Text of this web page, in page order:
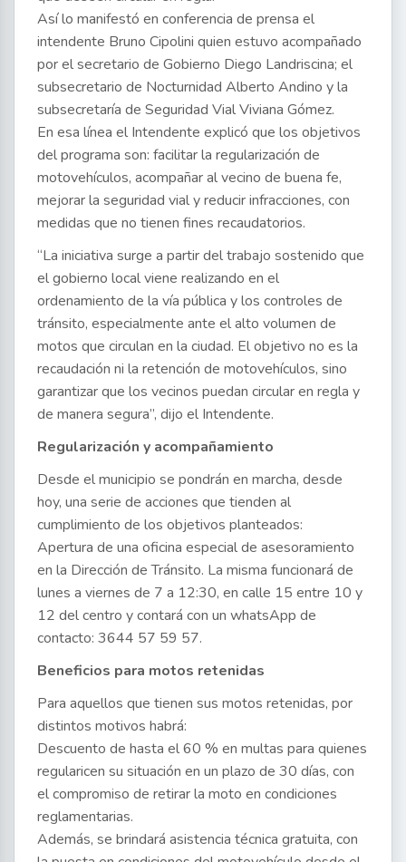
Así lo manifestó en conferencia de prensa el
intendente Bruno Cipolini quien estuvo acompañado
por el secretario de Gobierno Diego Landriscina; el
subsecretario de Nocturnidad Alberto Andino y la
subsecretaría de Seguridad Vial Viviana Gómez.
En esa línea el Intendente explicó que los objetivos
del programa son: facilitar la regularización de
motovehículos, acompañar al vecino de buena fe,
mejorar la seguridad vial y reducir infracciones, con
medidas que no tienen fines recaudatorios.
“La iniciativa surge a partir del trabajo sostenido que
el gobierno local viene realizando en el
ordenamiento de la vía pública y los controles de
tránsito, especialmente ante el alto volumen de
motos que circulan en la ciudad. El objetivo no es la
recaudación ni la retención de motovehículos, sino
garantizar que los vecinos puedan circular en regla y
de manera segura”, dijo el Intendente.
Regularización y acompañamiento
Desde el municipio se pondrán en marcha, desde
hoy, una serie de acciones que tienden al
cumplimiento de los objetivos planteados:
Apertura de una oficina especial de asesoramiento
en la Dirección de Tránsito. La misma funcionará de
lunes a viernes de 7 a 12:30, en calle 15 entre 10 y
12 del centro y contará con un whatsApp de
contacto: 3644 57 59 57.
Beneficios para motos retenidas
Para aquellos que tienen sus motos retenidas, por
distintos motivos habrá:
Descuento de hasta el 60 % en multas para quienes
regularicen su situación en un plazo de 30 días, con
el compromiso de retirar la moto en condiciones
reglamentarias.
Además, se brindará asistencia técnica gratuita, con